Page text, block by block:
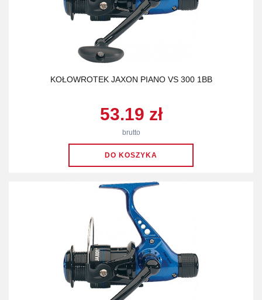
KOŁOWROTEK JAXON PIANO VS 300 1BB
53.19 zł
brutto